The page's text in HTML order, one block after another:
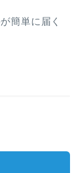
簡単に届く